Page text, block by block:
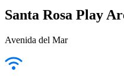
Santa Rosa Play
Avenida del Mar